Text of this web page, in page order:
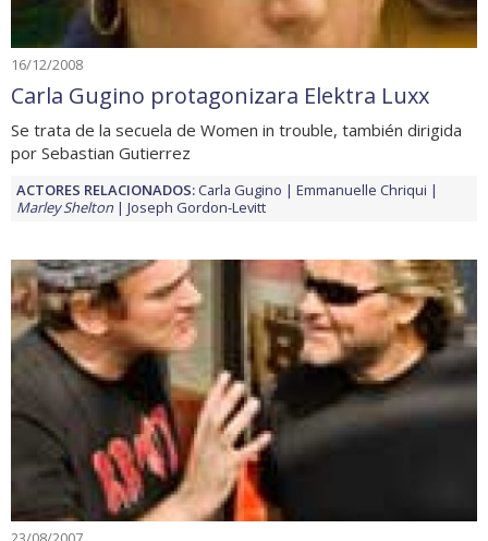
16/12/2008
Carla Gugino protagonizara Elektra Luxx
Se trata de la secuela de Women in trouble, también dirigida
por Sebastian Gutierrez
ACTORES RELACIONADOS:Carla Gugino
Emmanuelle Chriqui
Marley Shelton
Joseph Gordon-Levitt